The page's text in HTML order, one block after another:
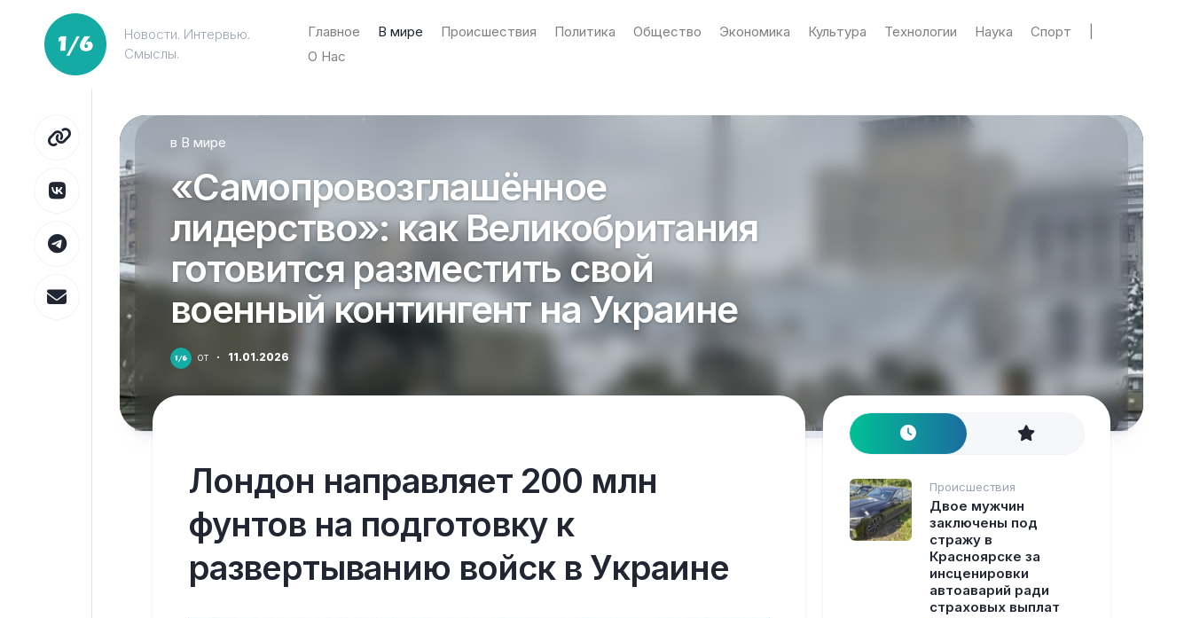
содержанию
Новости. Интервью.
Смыслы.
Главное В мире Происшествия Политика Общество Экономика Культура Технологии Наука Спорт
О Нас
в В мире
«Самопровозглашённое
лидерство»: как Великобритания
готовится разместить свой
военный контингент на Украине
от · 11.01.2026
Лондон направляет 200 млн
фунтов на подготовку к
развертыванию войск в Украине
Происшествия
Двое мужчин
заключены под
стражу в
Красноярске за
инсценировки
автоаварий ради
страховых выплат